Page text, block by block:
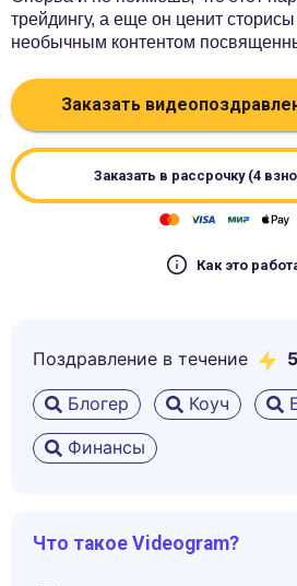
трейдингу, а еще он ценит
необычным контентом
Заказать
Заказать в рассрочку (4
Как это
Поздравление в течение 5
Блогер Коуч
Финансы
Что такое Videogram?